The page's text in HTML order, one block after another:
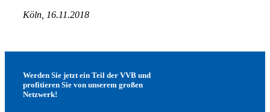
Köln, 16.11.2018
Werden Sie jetzt ein Teil der VVB und
profitieren Sie von unserem großen
Netzwerk!